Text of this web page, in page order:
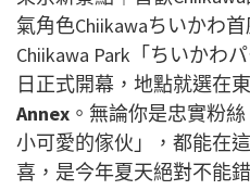
氣角色Chiikawaちいかわ
Chiikawa Park「ちいかわ
日正式開幕，地點就選在
Annex 。無論你是忠實粉
小可愛的傢伙」，都能在
喜，是今年夏天絕對不能